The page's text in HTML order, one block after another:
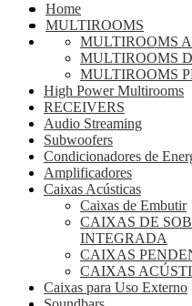
Home
MULTIROOMS
MULTIROOMS
MULTIROOMS
MULTIROOMS
High Power Multirooms
RECEIVERS
Audio Streaming
Subwoofers
Condicionadores de
Amplificadores
Caixas Acústicas
Caixas de Embutir
CAIXAS DE
INTEGRADA
CAIXAS
CAIXAS
Caixas para Uso Externo